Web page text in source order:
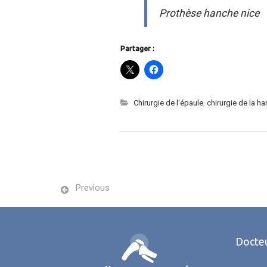
Prothèse hanche nice
Partager :
Chirurgie de l'épaule chirurgie de la
Previous